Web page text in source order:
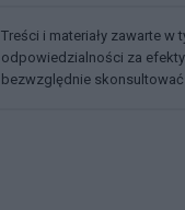
Treści i materiały zawarte
odpowiedzialności za
bezwzględnie skonsultować